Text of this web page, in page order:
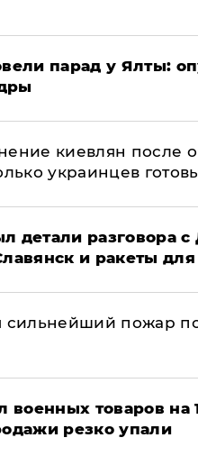
парад у Ялты:
киевлян после
украинцев
детали разговора
и ракеты
сильнейший пожар
военных товаров на
резко упали